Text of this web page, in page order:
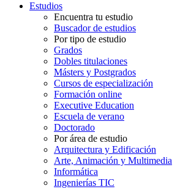
Estudios
Encuentra tu estudio
Buscador de estudios
Por tipo de estudio
Grados
Dobles titulaciones
Másters y Postgrados
Cursos de especialización
Formación online
Executive Education
Escuela de verano
Doctorado
Por área de estudio
Arquitectura y Edificación
Arte, Animación y Multimedia
Informática
Ingenierías TIC